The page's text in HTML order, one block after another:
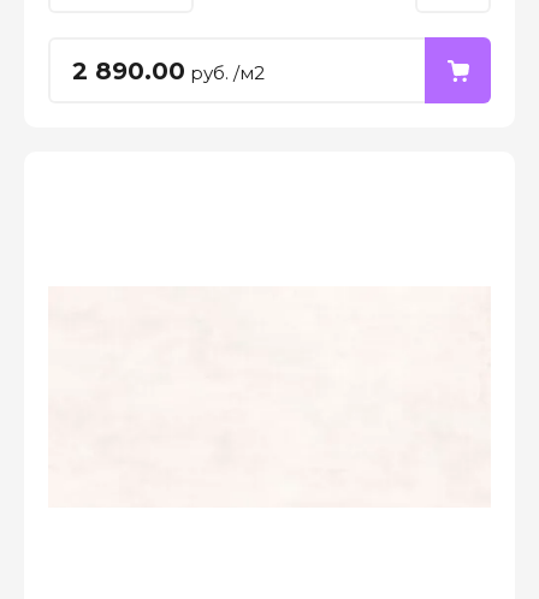
2 890.00 руб. /м2